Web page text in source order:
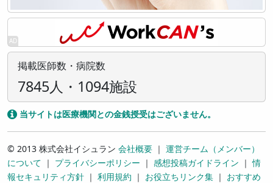
掲載医師数・病院数
7845人・1094施設
当サイトは医療機関との金銭授受はございません。
© 2013 株式会社イシュラン 会社概要 ｜ 運営チーム（メンバー）
について ｜ プライバシーポリシー ｜ 感想投稿ガイドライン ｜情
報セキュリティ方針 ｜ 利用規約 ｜ お役立ちリンク集 ｜ おすすめ